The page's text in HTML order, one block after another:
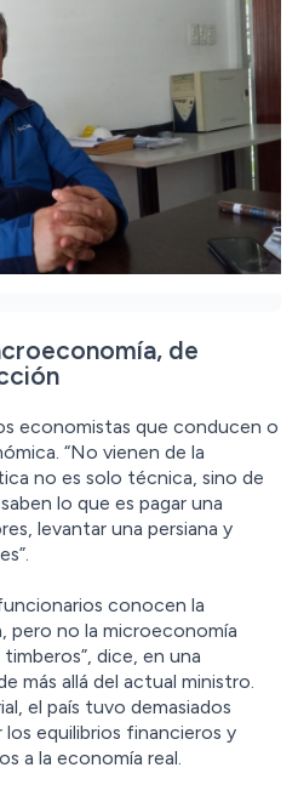
de
economistas que conducen o
“No vienen de la
no es solo técnica, sino de
lo que es pagar una
levantar una persiana y
conocen la
pero no la microeconomía
dice, en una
más allá del actual ministro.
el país tuvo demasiados
equilibrios financieros y
a la economía real.